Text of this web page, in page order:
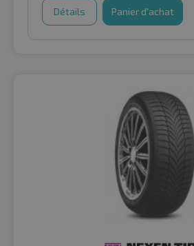
Détails Panier d'achat